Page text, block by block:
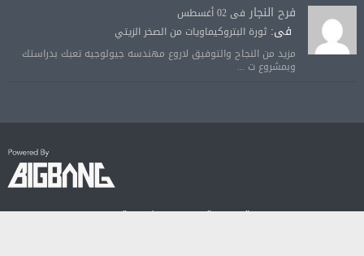
فرح النجار فى 02 أغسطس
فى:ثورة البتروكيماويات من الصخر الزيتي
مزيد من النجاح والتوفيق لاروع مهندسه جيولوجيه تعبك بدراستك
وبمشروع ت ...
© جميع الحقوق محفوظة لصحيفة الجودة الالكترونية 2018